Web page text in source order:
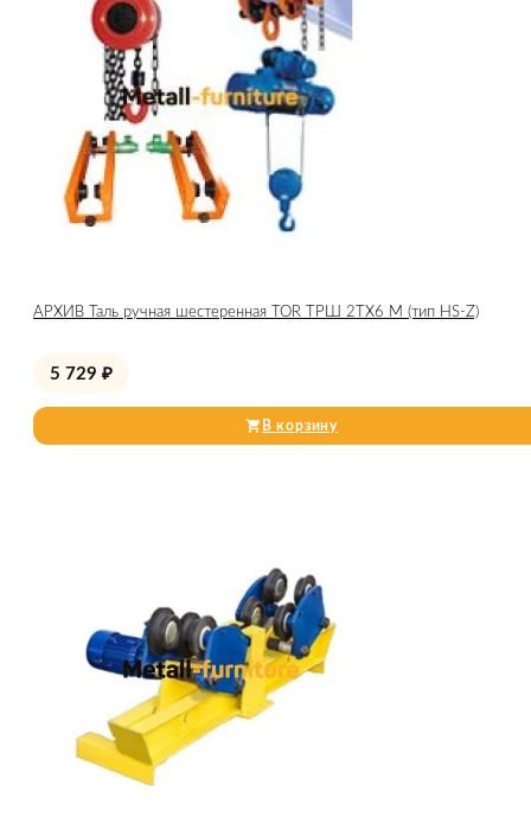
АРХИВ Таль ручная шестеренная TOR ТРШ 2ТХ6 М (тип HS-Z)
5 729 ₽
В корзину